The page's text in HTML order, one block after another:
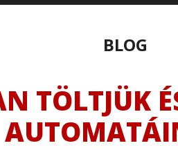
BLOG
TÖLTJÜK